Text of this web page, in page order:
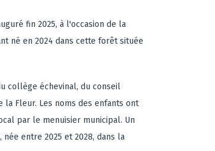
fin 2025, à l'occasion de la
né en 2024 dans cette forêt située
collège échevinal, du conseil
la Fleur. Les noms des enfants ont
par le menuisier municipal. Un
entre 2025 et 2028, dans la